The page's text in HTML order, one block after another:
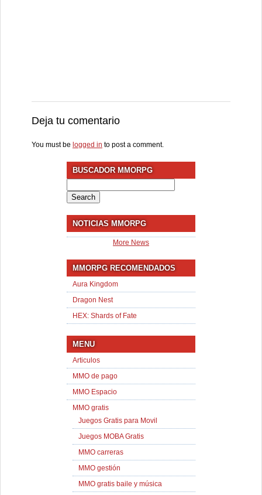
Deja tu comentario
You must be logged in to post a comment.
BUSCADOR MMORPG
for:
NOTICIAS MMORPG
More News
MMORPG RECOMENDADOS
Aura Kingdom
Dragon Nest
HEX: Shards of Fate
MENU
Articulos
MMO de pago
MMO Espacio
MMO gratis
Juegos Gratis para Movil
Juegos MOBA Gratis
MMO carreras
MMO gestión
MMO gratis baile y música